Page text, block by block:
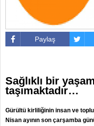
Paylaş
Sağlıklı bir
taşımaktadır…
Gürültü kirliliğinin insan ve
Nisan ayının son çarşamba